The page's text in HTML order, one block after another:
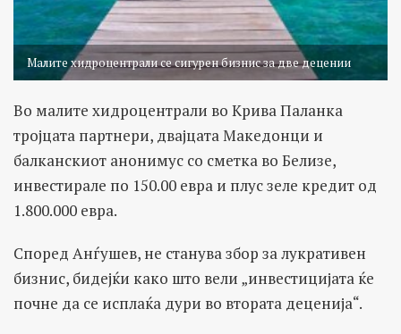
Малите хидроцентрали се сигурен бизнис за две децении
Во малите хидроцентрали во Крива Паланка
тројцата партнери, двајцата Македонци и
балканскиот анонимус со сметка во Белизе,
инвестирале по 150.00 евра и плус зеле кредит од
1.800.000 евра.
Според Анѓушев, не станува збор за лукративен
бизнис, бидејќи како што вели „инвестицијата ќе
почне да се исплаќа дури во втората деценија“.